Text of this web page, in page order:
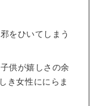
をひいてしまう
供が嬉しさの余
き女性ににらま